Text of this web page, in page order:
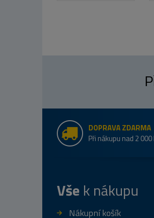
DOPRAVA ZDARMA
Při nákupu nad 2 000
Vše k nákupu
Nákupní košík